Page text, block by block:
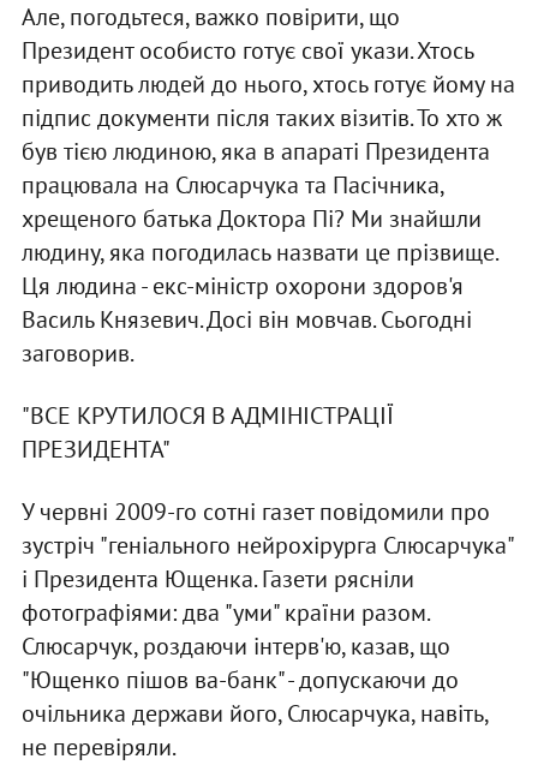
Але, погодьтеся, важко повiрити, що
Президент особисто готує свої укази. Хтось
приводить людей до нього, хтось готує йому на
пiдпис документи пiсля таких вiзитiв. То хто ж
був тiєю людиною, яка в апаратi Президента
працювала на Слюсарчука та Пасiчника,
хрещеного батька Доктора Пi? Ми знайшли
людину, яка погодилась назвати це прiзвище.
Ця людина - екс-мiнiстр охорони здоров'я
Василь Князевич. Досi вiн мовчав. Сьогоднi
заговорив.
"ВСЕ КРУТИЛОСЯ В АДМIНIСТРАЦIЇ
ПРЕЗИДЕНТА"
У червнi 2009-го сотнi газет повiдомили про
зустрiч "генiального нейрохiрурга Слюсарчука"
i Президента Ющенка. Газети ряснiли
фотографiями: два "уми" країни разом.
Слюсарчук, роздаючи iнтерв'ю, казав, що
"Ющенко пiшов ва-банк" - допускаючи до
очiльника держави його, Слюсарчука, навiть,
не перевiряли.